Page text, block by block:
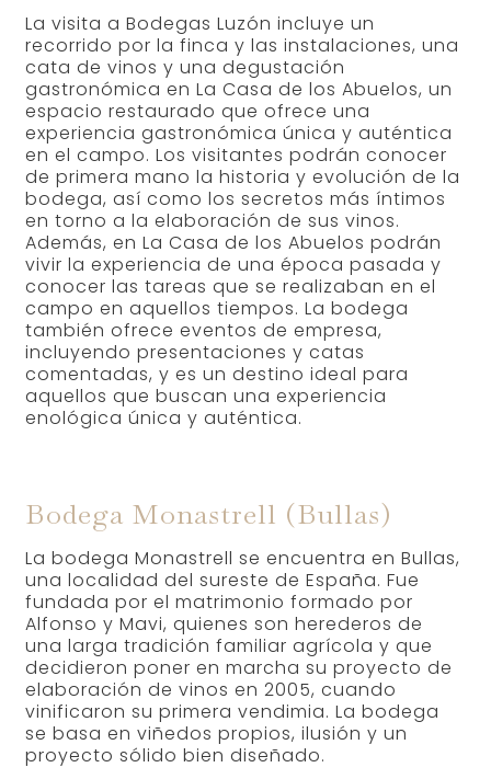
La visita a Bodegas Luzón incluye un
recorrido por la finca y las instalaciones, una
cata de vinos y una degustación
gastronómica en La Casa de los Abuelos, un
espacio restaurado que ofrece una
experiencia gastronómica única y auténtica
en el campo. Los visitantes podrán conocer
de primera mano la historia y evolución de la
bodega, así como los secretos más íntimos
en torno a la elaboración de sus vinos.
Además, en La Casa de los Abuelos podrán
vivir la experiencia de una época pasada y
conocer las tareas que se realizaban en el
campo en aquellos tiempos. La bodega
también ofrece eventos de empresa,
incluyendo presentaciones y catas
comentadas, y es un destino ideal para
aquellos que buscan una experiencia
enológica única y auténtica.
Bodega Monastrell (Bullas)
La bodega Monastrell se encuentra en Bullas,
una localidad del sureste de España. Fue
fundada por el matrimonio formado por
Alfonso y Mavi, quienes son herederos de
una larga tradición familiar agrícola y que
decidieron poner en marcha su proyecto de
elaboración de vinos en 2005, cuando
vinificaron su primera vendimia. La bodega
se basa en viñedos propios, ilusión y un
proyecto sólido bien diseñado.